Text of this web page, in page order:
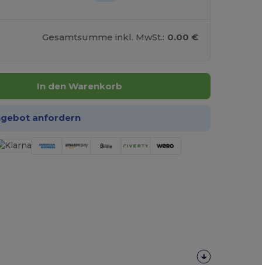
Gesamtsumme inkl. MwSt.: 0.00 €
In den Warenkorb
anfordern